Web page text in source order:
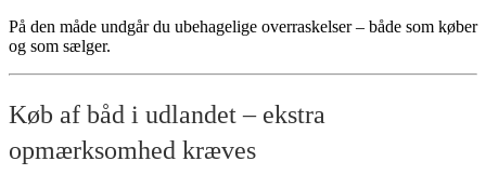
På den måde undgår du ubehagelige overraskelser – både som køber
og som sælger.
Køb af båd i udlandet – ekstra
opmærksomhed kræves